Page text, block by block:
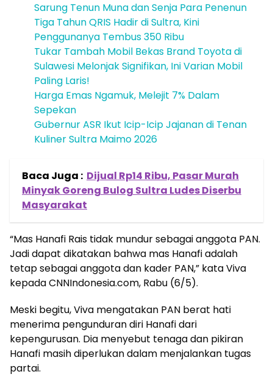
Sarung Tenun Muna dan Senja Para Penenun
Tiga Tahun QRIS Hadir di Sultra, Kini
Penggunanya Tembus 350 Ribu
Tukar Tambah Mobil Bekas Brand Toyota di
Sulawesi Melonjak Signifikan, Ini Varian Mobil
Paling Laris!
Harga Emas Ngamuk, Melejit 7% Dalam
Sepekan
Gubernur ASR Ikut Icip-Icip Jajanan di Tenan
Kuliner Sultra Maimo 2026
Baca Juga : Dijual Rp14 Ribu, Pasar Murah
Minyak Goreng Bulog Sultra Ludes Diserbu
Masyarakat
“Mas Hanafi Rais tidak mundur sebagai anggota PAN.
Jadi dapat dikatakan bahwa mas Hanafi adalah
tetap sebagai anggota dan kader PAN,” kata Viva
kepada CNNIndonesia.com, Rabu (6/5).
Meski begitu, Viva mengatakan PAN berat hati
menerima pengunduran diri Hanafi dari
kepengurusan. Dia menyebut tenaga dan pikiran
Hanafi masih diperlukan dalam menjalankan tugas
partai.